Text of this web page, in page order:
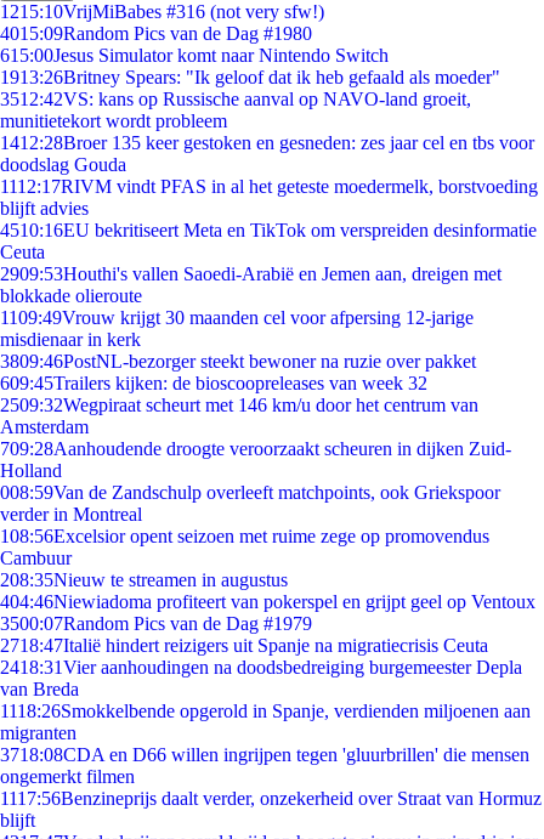
1215:10VrijMiBabes #316 (not very sfw!)
4015:09Random Pics van de Dag #1980
615:00Jesus Simulator komt naar Nintendo Switch
1913:26Britney Spears: "Ik geloof dat ik heb gefaald als moeder"
3512:42VS: kans op Russische aanval op NAVO-land groeit,
munitietekort wordt probleem
1412:28Broer 135 keer gestoken en gesneden: zes jaar cel en tbs voor
doodslag Gouda
1112:17RIVM vindt PFAS in al het geteste moedermelk, borstvoeding
blijft advies
4510:16EU bekritiseert Meta en TikTok om verspreiden desinformatie
Ceuta
2909:53Houthi's vallen Saoedi-Arabië en Jemen aan, dreigen met
blokkade olieroute
1109:49Vrouw krijgt 30 maanden cel voor afpersing 12-jarige
misdienaar in kerk
3809:46PostNL-bezorger steekt bewoner na ruzie over pakket
609:45Trailers kijken: de bioscoopreleases van week 32
2509:32Wegpiraat scheurt met 146 km/u door het centrum van
Amsterdam
709:28Aanhoudende droogte veroorzaakt scheuren in dijken Zuid-
Holland
008:59Van de Zandschulp overleeft matchpoints, ook Griekspoor
verder in Montreal
108:56Excelsior opent seizoen met ruime zege op promovendus
Cambuur
208:35Nieuw te streamen in augustus
404:46Niewiadoma profiteert van pokerspel en grijpt geel op Ventoux
3500:07Random Pics van de Dag #1979
2718:47Italië hindert reizigers uit Spanje na migratiecrisis Ceuta
2418:31Vier aanhoudingen na doodsbedreiging burgemeester Depla
van Breda
1118:26Smokkelbende opgerold in Spanje, verdienden miljoenen aan
migranten
3718:08CDA en D66 willen ingrijpen tegen 'gluurbrillen' die mensen
ongemerkt filmen
1117:56Benzineprijs daalt verder, onzekerheid over Straat van Hormuz
blijft